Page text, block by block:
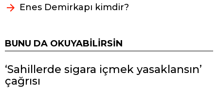
Enes Demirkapı kimdir?
BUNU DA OKUYABILIRSIN
‘Sahillerde sigara içmek yasaklansın’
çağrısı